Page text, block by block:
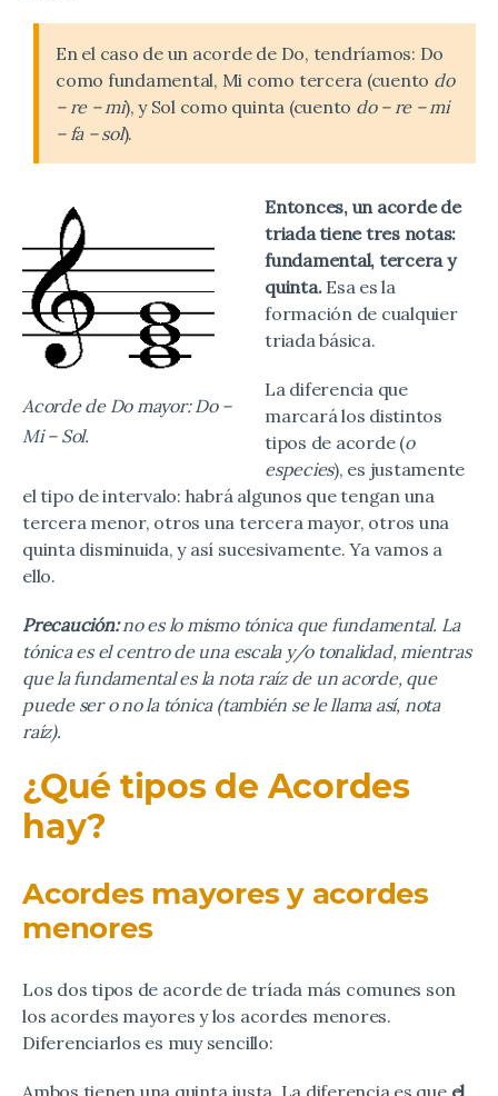
En el caso de un acorde de Do, tendríamos: Do
como fundamental, Mi como tercera (cuento do
– re – mi), y Sol como quinta (cuento do – re – mi
– fa – sol).
Acorde de Do mayor: Do –
Mi – Sol.
Entonces, un acorde de
triada tiene tres notas:
fundamental, tercera y
quinta. Esa es la
formación de cualquier
triada básica.
La diferencia que
marcará los distintos
tipos de acorde (o
especies), es justamente
el tipo de intervalo: habrá algunos que tengan una
tercera menor, otros una tercera mayor, otros una
quinta disminuida, y así sucesivamente. Ya vamos a
ello.
Precaución:no es lo mismo tónica que fundamental. La
tónica es el centro de una escala y/o tonalidad, mientras
que la fundamental es la nota raíz de un acorde, que
puede ser o no la tónica (también se le llama así, nota
raíz).
¿Qué tipos de Acordes
hay?
Acordes mayores y acordes
menores
Los dos tipos de acorde de tríada más comunes son
los acordes mayores y los acordes menores.
Diferenciarlos es muy sencillo:
Ambos tienen una quinta justa. La diferencia es que el